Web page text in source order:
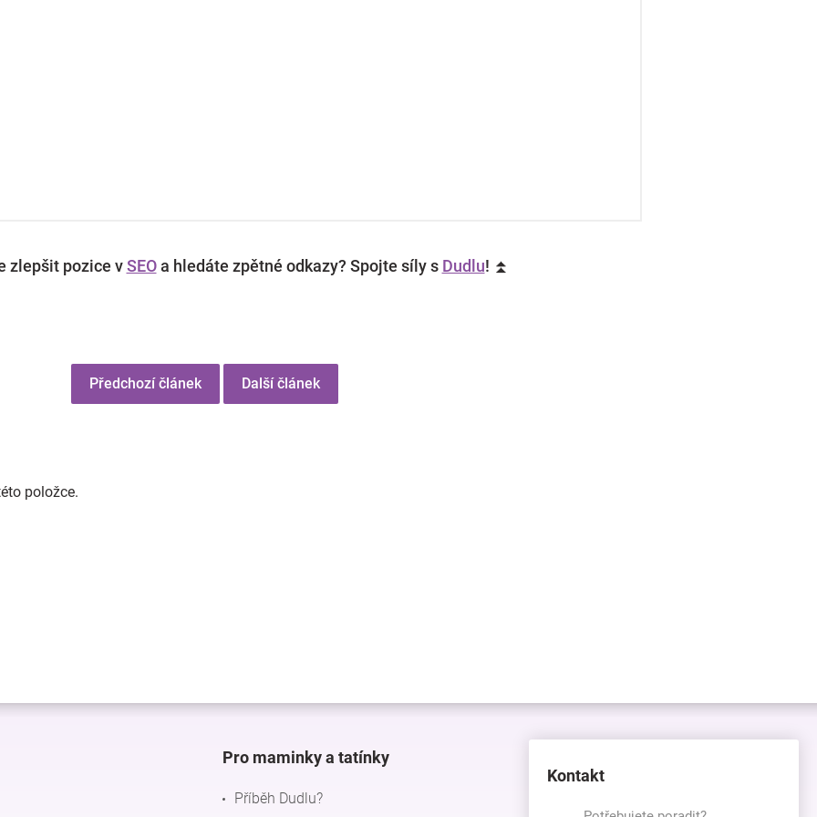
zlepšit pozice vSEOa hledáte zpětné odkazy? Spojte síly s Dudlu! ⏫
Předchozí článek Další článek
položce.
Pro maminky a tatínky
Příběh Dudlu?
Kontakt